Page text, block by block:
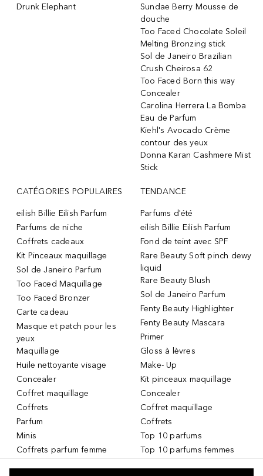
Drunk Elephant
Sundae Berry Mousse de
douche
Too Faced Chocolate Soleil
Melting Bronzing stick
Sol de Janeiro Brazilian
Crush Cheirosa 62
Too Faced Born this way
Concealer
Carolina Herrera La Bomba
Eau de Parfum
Kiehl's Avocado Crème
contour des yeux
Donna Karan Cashmere Mist
Stick
CATÉGORIES POPULAIRES
eilish Billie Eilish Parfum
Parfums de niche
Coffrets cadeaux
Kit Pinceaux maquillage
Sol de Janeiro Parfum
Too Faced Maquillage
Too Faced Bronzer
Carte cadeau
Masque et patch pour les
yeux
Maquillage
Huile nettoyante visage
Concealer
Coffret maquillage
Coffrets
Parfum
Minis
Coffrets parfum femme
TENDANCE
Parfums d'été
eilish Billie Eilish Parfum
Fond de teint avec SPF
Rare Beauty Soft pinch dewy
liquid
Rare Beauty Blush
Sol de Janeiro Parfum
Fenty Beauty Highlighter
Fenty Beauty Mascara
Primer
Gloss à lèvres
Make- Up
Kit pinceaux maquillage
Concealer
Coffret maquillage
Coffrets
Top 10 parfums
Top 10 parfums femmes